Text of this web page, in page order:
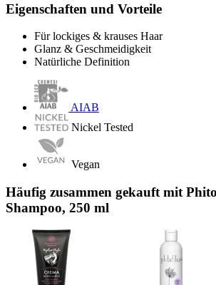
Eigenschaften und Vorteile
Für lockiges & krauses Haar
Glanz & Geschmeidigkeit
Natürliche Definition
AIAB
Nickel Tested
Vegan
Häufig zusammen gekauft mit
Shampoo, 250 ml